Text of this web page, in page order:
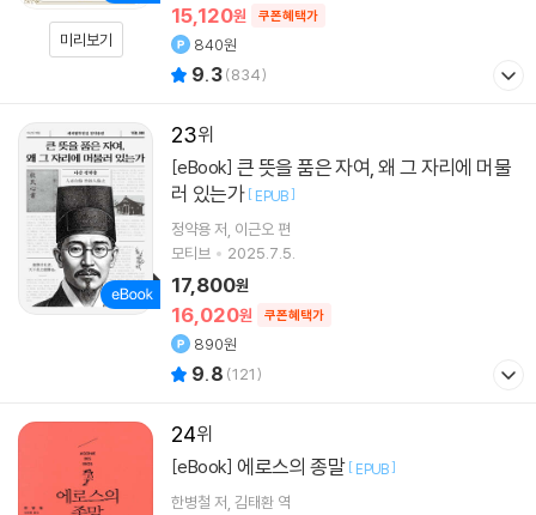
미리보기
15,120원 쿠폰혜택가
840원
9.3(834)
23
[eBook] 큰 뜻을 품은 자여, 왜 그 자리에 머물
러 있는가 [ EPUB]
정약용저 이근오 편
모티브
2025.7.5.
16,020원 쿠폰혜택가
17,800원
890원
9.8 (121)
24
[eBook] 에로스의 종말 [ EPUB]
한병철 저 김태환 역